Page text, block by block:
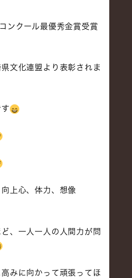
ンクール最優秀金賞受賞
文化連盟より表彰されま
上心、体力、想像
、一人一人の人間力が問
みに向かって頑張ってほ